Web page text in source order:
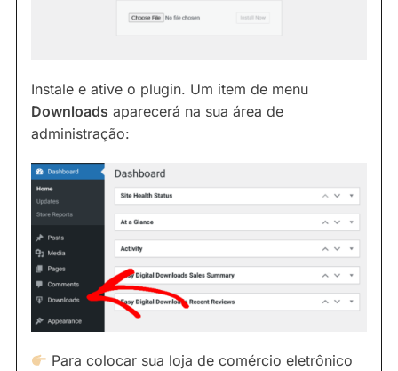
Instale e ative o plugin. Um item de menu
Downloads aparecerá na sua área de
administração:
Para colocar sua loja de comércio eletrônico